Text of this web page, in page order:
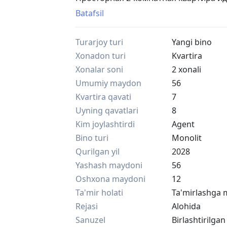
Площадь: 58,36 кв.м;
Цена на этапе котлована —
Полная стоимость квартиры: всего 44
Первоначальный бюджет 30%:
Остаток: оформляется выгодная
Также доступна гибкая система
Европейский комфорт: современная
Безопасность 100%: полностью
Все цены строго от застройщика.
Прозрачно, безопасно, надежно.
Пишите или звоните прямо сейчас
ипотеке и забронирую лучший
@suriya_kw | +99893 801 81 41
Batafsil
Turarjoy turi
Yangi bino
Xonadon turi
Kvartira
Xonalar soni
2 xonali
Umumiy maydon
56
Kvartira qavati
7
Uyning qavatlari
8
Kim joylashtirdi
Agent
Bino turi
Monolit
Qurilgan yil
2028
Yashash maydoni
56
Oshxona maydoni
12
Ta'mir holati
Ta'mirlashga
Rejasi
Alohida
Sanuzel
Birlashtirilgan